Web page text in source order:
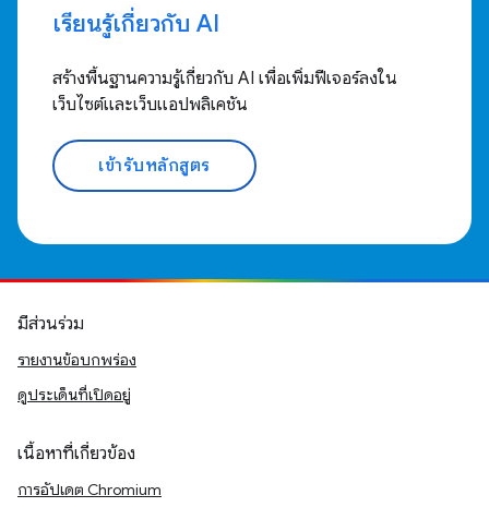
เรียนรู้เกี่ยวกับ AI
สร้างพื้นฐานความรู้เกี่ยวกับ AI เพื่อเพิ่มฟีเจอร์ลงใน
เว็บไซต์และเว็บแอปพลิเคชัน
เข้ารับหลักสูตร
มีส่วนร่วม
รายงานข้อบกพร่อง
ดูประเด็นที่เปิดอยู่
เนื้อหาที่เกี่ยวข้อง
การอัปเดต Chromium